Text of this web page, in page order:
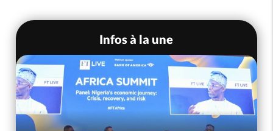
Infos à la une